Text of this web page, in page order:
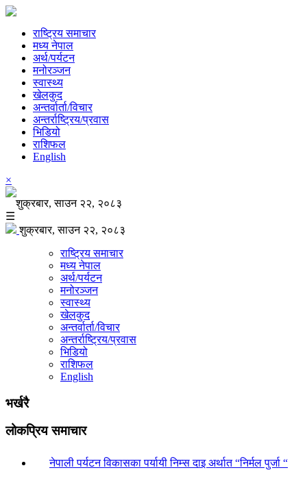
राष्ट्रिय समाचार
मध्य नेपाल
अर्थ/पर्यटन
मनोरञ्जन
स्वास्थ्य
खेलकुद
अन्तर्वार्ता/विचार
अन्तर्राष्ट्रिय/प्रवास
भिडियो
राशिफल
English
×
शुक्रबार, साउन २२, २०८३
☰
शुक्रबार, साउन २२, २०८३
राष्ट्रिय समाचार
मध्य नेपाल
अर्थ/पर्यटन
मनोरञ्जन
स्वास्थ्य
खेलकुद
अन्तर्वार्ता/विचार
अन्तर्राष्ट्रिय/प्रवास
भिडियो
राशिफल
English
भर्खरै
लोकप्रिय समाचार
नेपाली पर्यटन विकासका पर्यायी निम्स दाइ अर्थात “निर्मल पुर्जा “